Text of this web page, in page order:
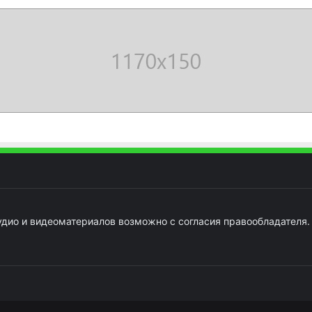
и видеоматериалов возможно с согласия правообладателя.